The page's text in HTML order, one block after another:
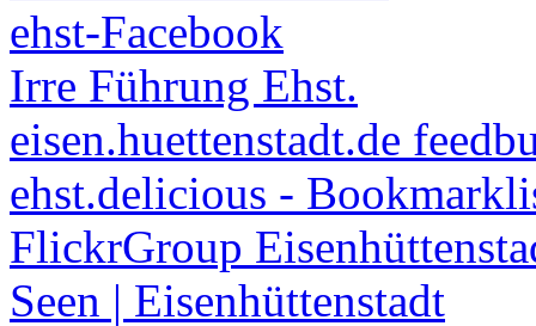
ehst-Facebook
Irre Führung Ehst.
eisen.huettenstadt.de
ehst.delicious -
FlickrGroup
Seen | Eisenhüttenstadt